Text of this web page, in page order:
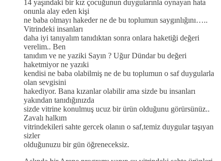
14 yaşındaki bir kız çocuğunun duygularınla oynayan hata
onunla alay eden kişi
ne baba olmayı hakeder ne de bu toplumun saygınlığını…..
Vitrindeki insanları
daha iyi tanıyalım tanıdıktan sonra onlara haketiği değeri
verelim.. Ben
tanıdım ve ne yaziki Sayın ? Uğur Dündar bu değeri
haketmiyor ne yazıki
kendisi ne baba olabilmiş ne de bu toplumun o saf duygularla
olan sevgisini
hakediyor. Bana kızanlar olabilir ama sizde bu insanları
yakından tanıdığınızda
sizde vitrine konulmuş ucuz bir ürün olduğunu görürsünüz..
Zavalı halkım
vitrindekileri sahte gercek olanın o saf,temiz duygular taşıyan
sizler
olduğunuzu bir gün öğreneceksiz.